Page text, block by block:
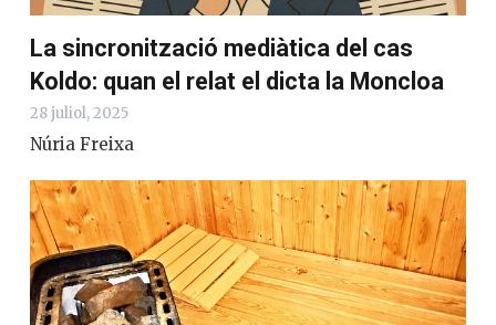
La sincronització mediàtica del cas
Koldo: quan el relat el dicta la Moncloa
28 juliol, 2025
Núria Freixa